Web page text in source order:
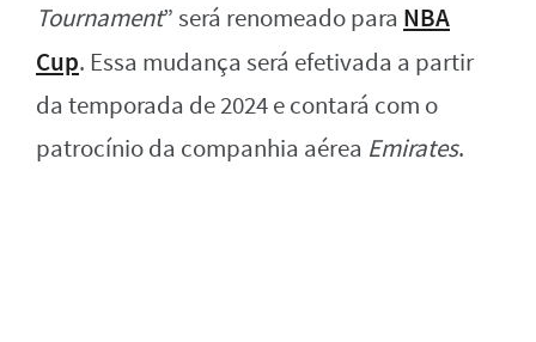
Tournament” será renomeado para NBA
Cup. Essa mudança será efetivada a partir
da temporada de 2024 e contará com o
patrocínio da companhia aérea Emirates.